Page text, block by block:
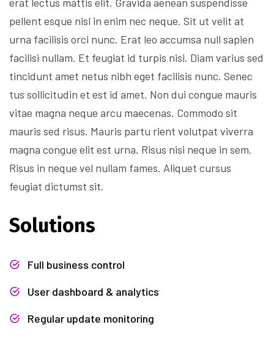
pellent esque nisl in enim nec neque. Sit ut velit at
urna facilisis orci nunc. Erat leo accumsa null sapien
facilisi nullam. Et feugiat id turpis nisi. Diam varius sed
tincidunt amet netus nibh eget facilisis nunc. Senec
tus sollicitudin et est id amet. Non dui congue mauris
vitae magna neque arcu maecenas. Commodo sit
mauris sed risus. Mauris partu rient volutpat viverra
magna congue elit est urna. Risus nisi neque in sem.
Risus in neque vel nullam fames. Aliquet cursus
feugiat dictumst sit.
Solutions
Full business control
User dashboard & analytics
Regular update monitoring